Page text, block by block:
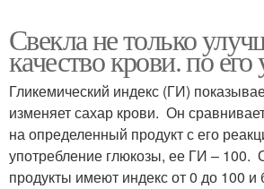
Свекла не только
качество крови. по
Гликемический индекс (ГИ)
изменяет сахар крови. Он
на определенный продукт с его
употребление глюкозы, ее ГИ – 100.
продукты имеют индекс от 0 до 100 и